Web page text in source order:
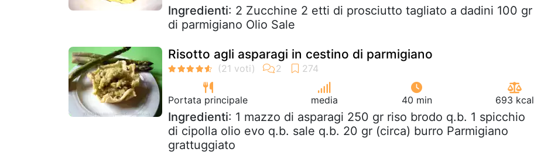
Ingredienti: 2 Zucchine 2 etti di prosciutto tagliato a dadini 100 gr
di parmigiano Olio Sale
Risotto agli asparagi in cestino di parmigiano
Portata principale media 40 min 693 kcal
Ingredienti: 1 mazzo di asparagi 250 gr riso brodo q.b. 1 spicchio
di cipolla olio evo q.b. sale q.b. 20 gr (circa) burro Parmigiano
grattuggiato